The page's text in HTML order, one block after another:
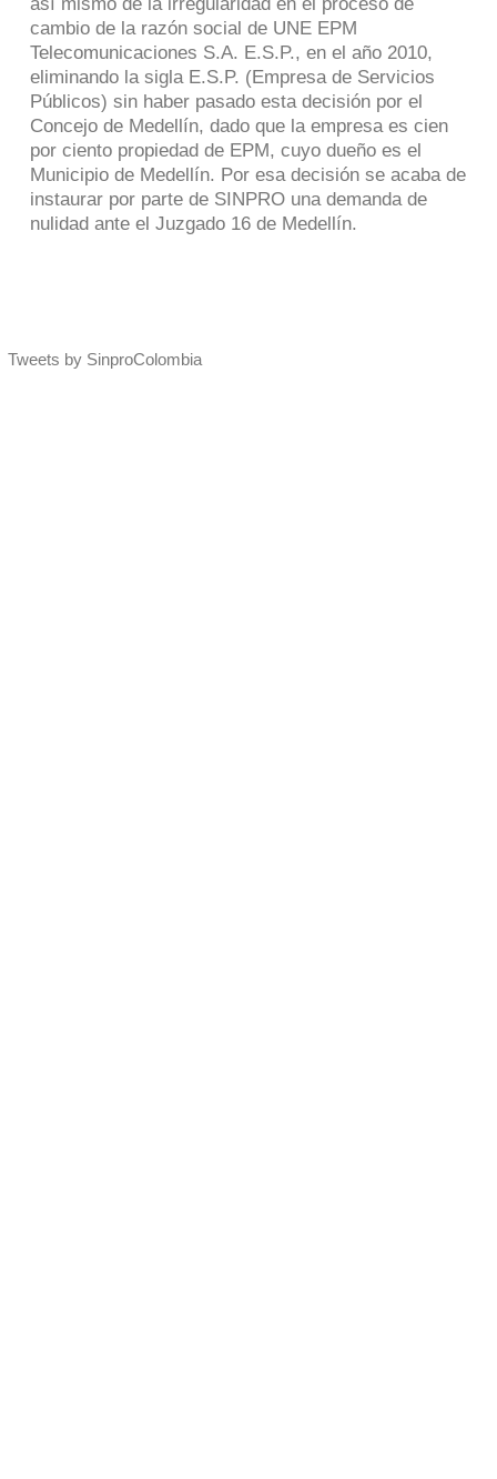
cambio de la razón social de UNE EPM
Telecomunicaciones S.A. E.S.P., en el año 2010,
eliminando la sigla E.S.P. (Empresa de Servicios
Públicos) sin haber pasado esta decisión por el
Concejo de Medellín, dado que la empresa es cien
por ciento propiedad de EPM, cuyo dueño es el
Municipio de Medellín. Por esa decisión se acaba de
instaurar por parte de SINPRO una demanda de
nulidad ante el Juzgado 16 de Medellín.
Tweets by SinproColombia